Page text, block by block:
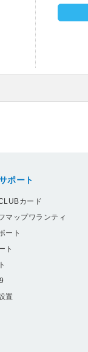
ポート
カード
マップワランティ
ート
ト
置